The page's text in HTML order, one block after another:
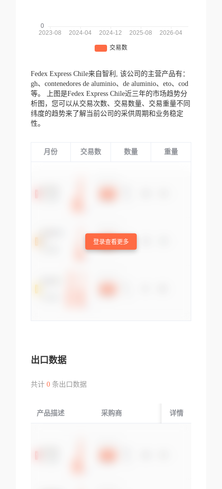
Fedex Express Chile来自智利, 该公司的主营产品有：
gh、contenedores de aluminio、de aluminio、eto、cod
等。
上图是Fedex Express Chile近三年的市场趋势分
析图，您可以从交易次数、交易数量、交易重量不同
纬度的趋势来了解当前公司的采供周期和业务稳定
性。
月份 交易数 数量 重量
登录查看更多
出口数据
共计 0条出口数据
产品描述 采购商 起运国/地区
详情